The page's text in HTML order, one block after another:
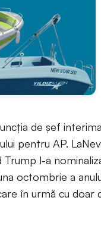
de șef
pentru AP.
Trump l-a
octombrie a
în urmă cu doar